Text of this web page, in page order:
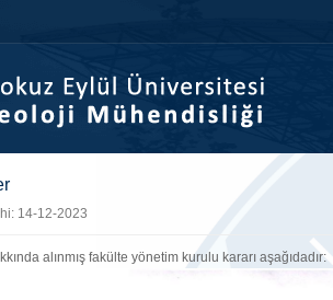
14-12-2023
alınmış fakülte yönetim kurulu kararı aşağıdadır: